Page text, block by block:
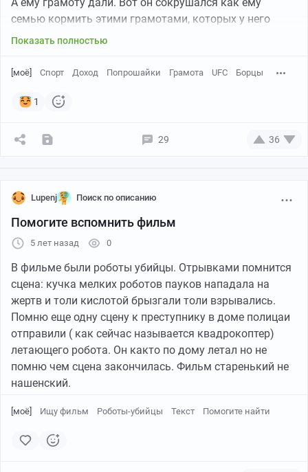
А ему грамоту дали. Вот он сокрушался как ему
семью кормить этими грамотами, которых у него
много дома. Он ожидал, что Миннеханов даст
помогут. Вот интересно, почему некоторые думают,
государство должно финансировать. Тем более он
В моем понимании, если ты пошел в спорт, то ты
Вроде все просто. Нет денег- находи источники дохода,
иди работать в конце концов, пиццу развози, металл
плавь, учи детей в школе. Зачем попрошайничать?
Если стрёмно так зарабатывать- бери кредит в банке
на общих условиях как все граждане.
И вот мой товарищ со мной не согласился с яростью в
глазах. Понимания я не нашел. Спор с ним далее я
прекратил. Но подгорает до сих пор. Решил
выговориться тут. Что Пикабутяне вообще думают о
значимости спортсменов в нашей жизни и значимости
их достижений для нас. А также зачем государство
содержит их?
Показать полностью
[моё] Спорт Доход Попрошайки Грамота UFC Борцы
1
29 36
Lupenj Поиск по описанию
Помогите вспомнить фильм
5 лет назад 0
В фильме были роботы убийцы. Отрывками помнится
сцена: кучка мелких роботов пауков нападала на
жертв и толи кислотой брызгали толи взрывались.
Помню еще одну сцену к преступнику в доме полицаи
отправили ( как сейчас называется квадрокоптер)
летающего робота. Он както по дому летал но не
помню чем сцена закончилась. Фильм старенький не
нашенский.
[моё] Ищу фильм Роботы-убийцы Текст Помогите найти